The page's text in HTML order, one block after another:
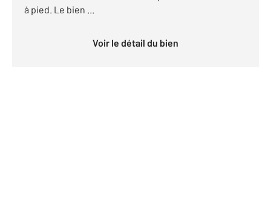
à pied. Le bien ...
Voir le détail du bien